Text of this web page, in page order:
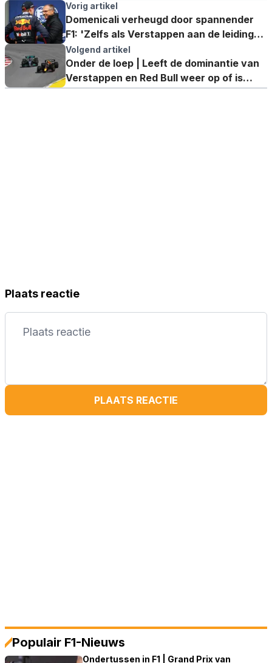
Vorig artikel
Domenicali verheugd door spannender
F1: 'Zelfs als Verstappen aan de leiding
gaat'
Volgend artikel
Onder de loep | Leeft de dominantie van
Verstappen en Red Bull weer op of is
deze definitief voorbij?
Plaats reactie
PLAATS REACTIE
Populair F1-Nieuws
Ondertussen in F1 | Grand Prix van